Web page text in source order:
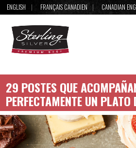
ENGLISH FRANÇAIS CANADIEN CANADIAN
29 POSTES QUE
PERFECTAMENTE UN PLATO